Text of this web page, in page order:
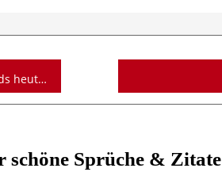
mehr
schöne Sprüche & Zitate